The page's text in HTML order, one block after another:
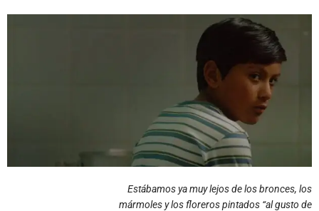
Estábamos ya muy lejos de los bronces, los
mármoles y los floreros pintados “al gusto de